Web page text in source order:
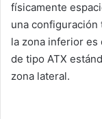
físicamente
una configuración
la zona inferior es
de tipo ATX
zona lateral.